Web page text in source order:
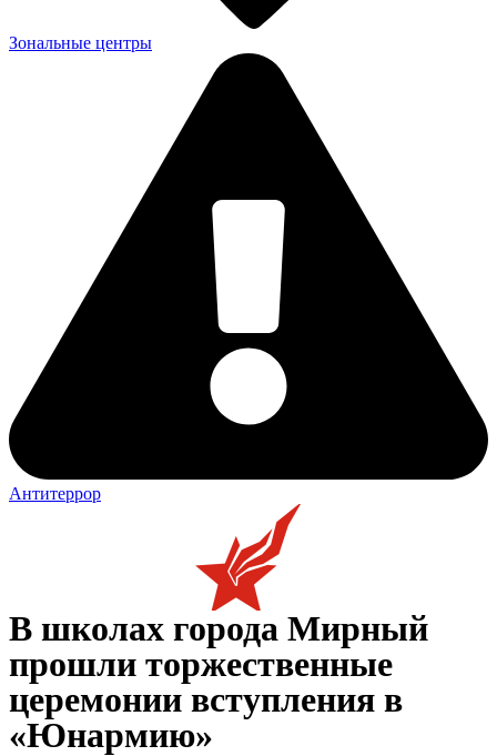
Зональные центры
Антитеррор
В школах города Мирный
прошли торжественные
церемонии вступления в
«Юнармию»